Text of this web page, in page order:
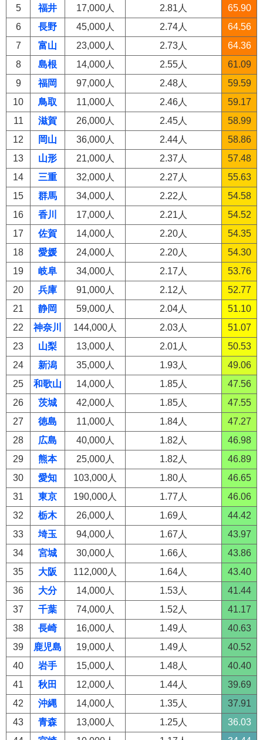
5 福井 17,000人 2.81人
65.90
6
長野 45,000人 2.74人
64.56
7
富山 23,000人 2.73人
64.36
8
島根 14,000人 2.55人
61.09
9
福岡 97,000人 2.48人
59.59
10
鳥取 11,000人 2.46人
59.17
11
滋賀 26,000人 2.45人
58.99
12
岡山 36,000人 2.44人
58.86
13
山形 21,000人 2.37人
57.48
14
三重 32,000人 2.27人
55.63
15
群馬 34,000人 2.22人
54.58
16
香川 17,000人 2.21人
54.52
17
佐賀 14,000人 2.20人
54.35
18
愛媛 24,000人 2.20人
54.30
19
岐阜 34,000人 2.17人
53.76
20
兵庫 91,000人 2.12人
52.77
21
静岡 59,000人 2.04人
51.10
22
神奈川 144,000人 2.03人
51.07
23
山梨 13,000人 2.01人
50.53
24
新潟 35,000人 1.93人
49.06
25
和歌山 14,000人 1.85人
47.56
26
茨城 42,000人 1.85人
47.55
27
徳島 11,000人 1.84人
47.27
28
広島 40,000人 1.82人
46.98
29
熊本 25,000人 1.82人
46.89
30
愛知 103,000人 1.80人
46.65
31
東京 190,000人 1.77人
46.06
32
栃木 26,000人 1.69人
44.42
33
埼玉 94,000人 1.67人
43.97
34
宮城 30,000人 1.66人
43.86
35
大阪 112,000人 1.64人
43.40
36
大分 14,000人 1.53人
41.44
37
千葉 74,000人 1.52人
41.17
38
長崎 16,000人 1.49人
40.63
39
鹿児島 19,000人 1.49人
40.52
40
岩手 15,000人 1.48人
40.40
41
秋田 12,000人 1.44人
39.69
42
沖縄 14,000人 1.35人
37.91
43
青森 13,000人 1.25人
36.03